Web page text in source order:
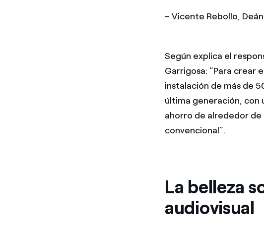
– Vicente Rebollo,
Según explica el
Garrigosa: “Para crear
instalación de más de
última generación, con
ahorro de alrededor
convencional”.
La belleza
audiovisual